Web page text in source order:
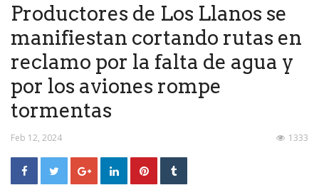
Productores de Los Llanos se
manifiestan cortando rutas en
reclamo por la falta de agua y
por los aviones rompe
tormentas
Feb 12, 2024 1333